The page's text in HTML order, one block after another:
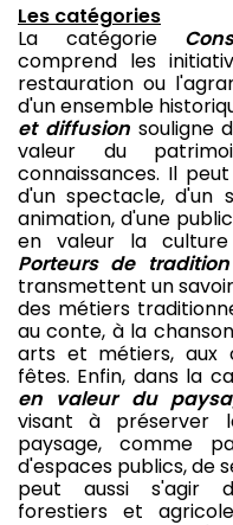
Les catégories
La catégorie
comprend les
restauration ou
d'un ensemble
et diffusionsouligne
valeur du
connaissances. Il
d'un spectacle, d'un
animation, d'une
en valeur la culture
Porteurs de tradition
transmettent un
des métiers
au conte, à la
arts et métiers, aux
fêtes. Enfin, dans la
en valeur du
visant à préserver
paysage, comme
d'espaces publics, de
peut aussi s'agir
forestiers et